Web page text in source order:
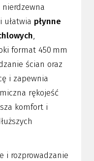
ułatwia płynne
,
format 450 mm
ścian oraz
i zapewnia
rękojeść
komfort i
i rozprowadzanie